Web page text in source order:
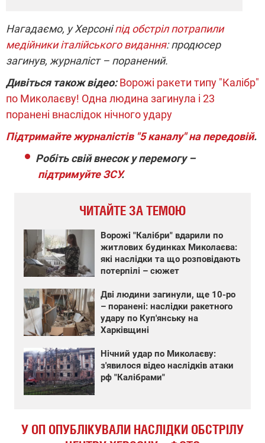
Нагадаємо, у Херсоніпід обстріл потрапили
медійники італійського видання: продюсер
загинув, журналіст – поранений.
Дивіться також відео:Ворожі ракети типу "Калібр"
по Миколаєву! Одна людина загинула і 23
поранені внаслідок нічного удару
Підтримайте журналістів "5 каналу" на передовій.
Робіть свій внесок у перемогу –
підтримуйте ЗСУ.
ЧИТАЙТЕ ЗА ТЕМОЮ
Ворожі "Калібри" вдарили по
житлових будинках Миколаєва:
які наслідки та що розповідають
потерпілі – сюжет
Дві людини загинули, ще 10-ро
– поранені: наслідки ракетного
удару по Куп'янську на
Харківщині
Нічний удар по Миколаєву:
з'явилося відео наслідків атаки
рф "Калібрами"
У ОП ОПУБЛІКУВАЛИ НАСЛІДКИ ОБСТРІЛУ